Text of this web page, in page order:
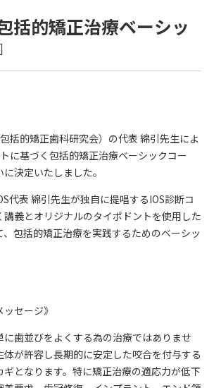
括的矯正治療ベーシッ
括的矯正歯科研究会）の代表 綿引先生によ
に基づく包括的矯正治療ベーシックコー
決定いたしました。
代表 綿引先生が独自に提唱するIOS診断コ
講義とオリジナルのタイポドントを使用した
包括的矯正治療を実践するためのベーシッ
セージ》
歯並びをよくする為の治療ではありませ
体が許容し長期的に安定した咬合を付与する
となります。特に矯正治療の適応力が低下